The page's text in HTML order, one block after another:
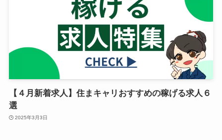
【４月新着求人】住まキャリおすすめの稼げる求人６
選
2025年3月3日